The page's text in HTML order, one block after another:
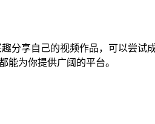
分享自己的视频作品，可以尝
能为你提供广阔的平台。